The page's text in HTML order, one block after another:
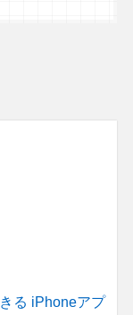
る iPhoneアプ